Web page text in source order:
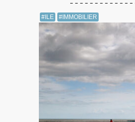
#ILE #IMMOBILIER